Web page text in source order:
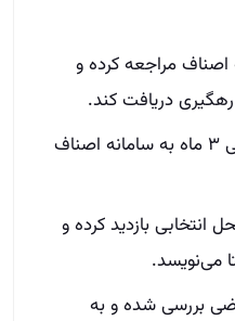
مراجعه کرده و
دریافت کند‌.
این مدارک باید حداکثر طی ۳ ماه به سامانه اصناف
انتخابی بازدید کرده و
می‌نویسد.
بررسی شده و به